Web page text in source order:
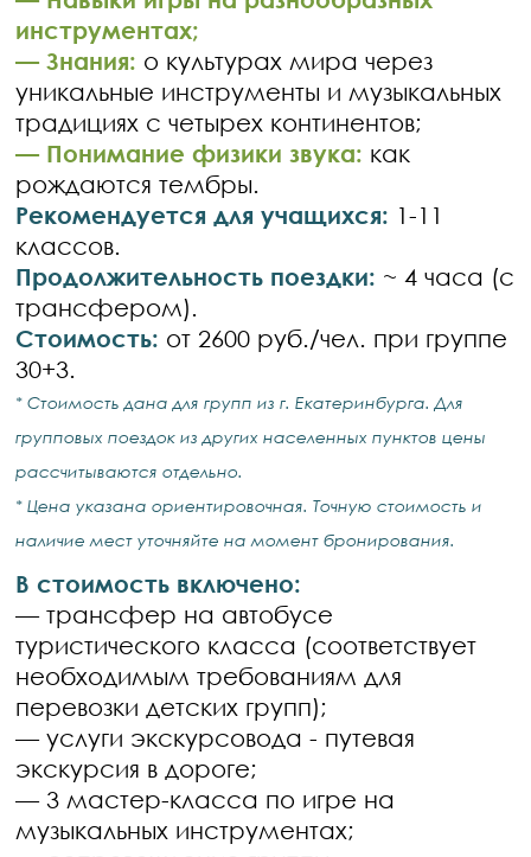
инструментах;
— Знания: о культурах мира через
уникальные инструменты и музыкальных
традициях с четырех континентов;
— Понимание физики звука: как
рождаются тембры.
Рекомендуется для учащихся: 1-11
классов.
Продолжительность поездки: ~ 4 часа (с
трансфером).
Стоимость: от 2600 руб./чел. при группе
30+3.
* Стоимость дана для групп из г. Екатеринбурга. Для
групповых поездок из других населенных пунктов цены
рассчитываются отдельно.
* Цена указана ориентировочная. Точную стоимость и
наличие мест уточняйте на момент бронирования.
В стоимость включено:
— трансфер на автобусе
туристического класса (соответствует
необходимым требованиям для
перевозки детских групп);
— услуги экскурсовода - путевая
экскурсия в дороге;
— 3 мастер-класса по игре на
музыкальных инструментах;